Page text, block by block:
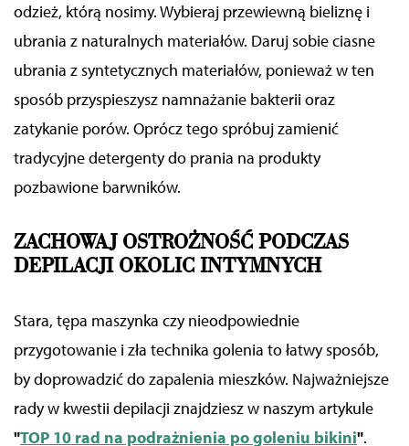
odzież, którą nosimy.Wybieraj przewiewną bieliznę i
ubrania z naturalnych materiałów. Daruj sobie ciasne
ubrania z syntetycznych materiałów, ponieważ w ten
sposób przyspieszysz namnażanie bakterii oraz
zatykanie porów. Oprócz tego spróbuj zamienić
tradycyjne detergenty do prania na produkty
pozbawione barwników.
ZACHOWAJ OSTROŻNOŚĆ PODCZAS
DEPILACJI OKOLIC INTYMNYCH
Stara, tępa maszynka czy nieodpowiednie
przygotowanie i zła technika golenia to łatwy sposób,
by doprowadzić do zapalenia mieszków. Najważniejsze
rady w kwestii depilacji znajdziesz w naszym artykule
"TOP 10 rad na podrażnienia po goleniu bikini".